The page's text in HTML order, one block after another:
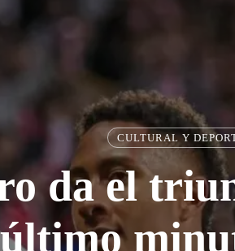
CULTURAL Y
da el